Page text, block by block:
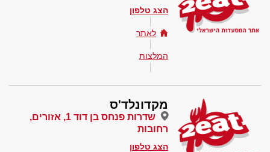
הצג טלפון
לאתר
המלצות
מקדונלד'ס
שדרות פנחס בן דוד 1, אזורים,
רחובות
הצג טלפון